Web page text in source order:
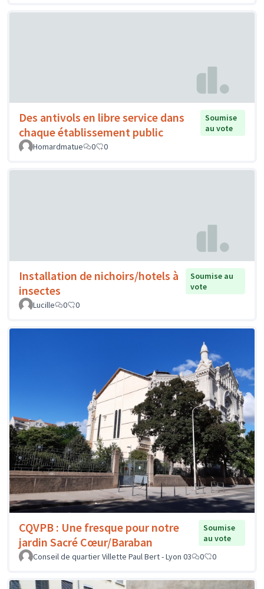
Des antivols en libre service dans
chaque établissement public
Soumise
au vote
Homardmatue
0 0
Installation de nichoirs/hotels à
insectes
Soumise au
vote
Lucille
0 0
CQVPB : Une fresque pour notre
jardin Sacré Cœur/Baraban
Soumise
au vote
Conseil de quartier Villette Paul Bert - Lyon 03
0 0